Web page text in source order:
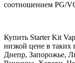
соотношением PG/
Купить Starter Kit
низкой цене в таких
Днепр, Запорожье,